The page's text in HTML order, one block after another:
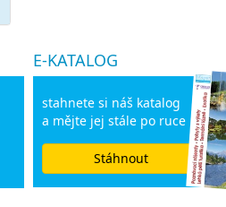
E-KATALOG
stahnete si náš katalog
a mějte jej stále po ruce
Stáhnout